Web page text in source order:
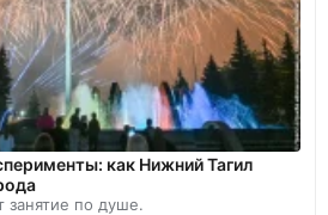
как Нижний Тагил
занятие по душе.